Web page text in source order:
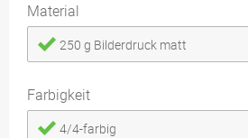
Material
250 g Bilderdruck matt
Farbigkeit
4/4-farbig